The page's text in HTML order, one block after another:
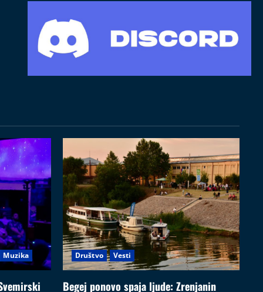
Muzika Društvo Vesti
Begej ponovo spaja ljude: Zrenjanin